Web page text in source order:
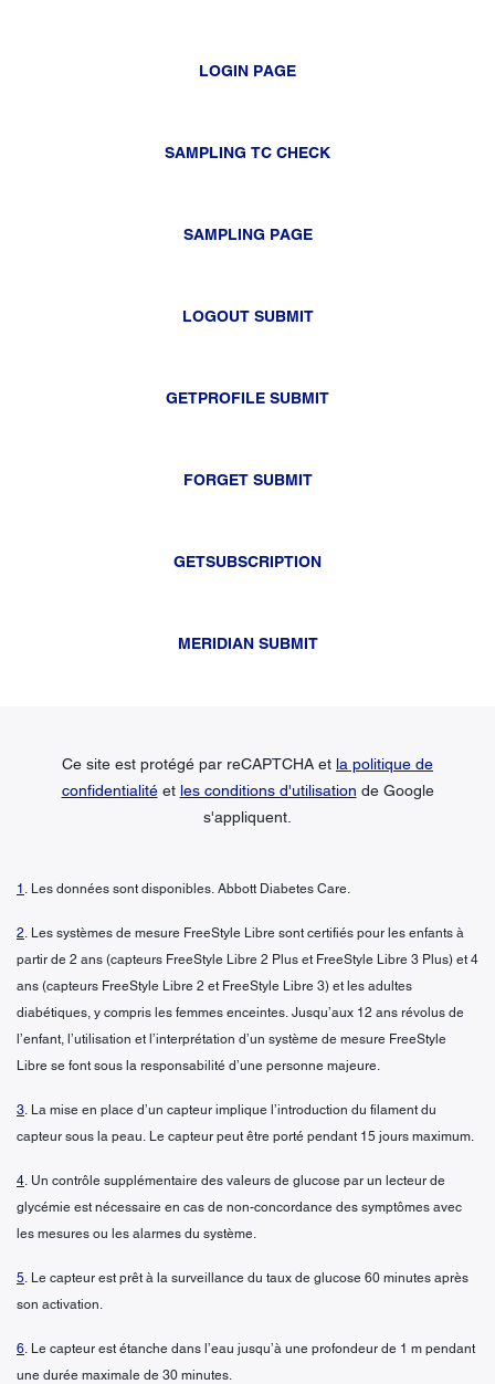
LOGIN PAGE
SAMPLING TC CHECK
SAMPLING PAGE
LOGOUT SUBMIT
GETPROFILE SUBMIT
FORGET SUBMIT
GETSUBSCRIPTION
MERIDIAN SUBMIT
Ce site est protégé par reCAPTCHA et la politique de
confidentialitéet les conditions d'utilisation de Google
s'appliquent.
1 . Les données sont disponibles. Abbott Diabetes Care.
2. Les systèmes de mesure FreeStyle Libre sont certifiés pour les enfants à
partir de 2 ans (capteurs FreeStyle Libre 2 Plus et FreeStyle Libre 3 Plus) et 4
ans (capteurs FreeStyle Libre 2 et FreeStyle Libre 3) et les adultes
diabétiques, y compris les femmes enceintes. Jusqu’aux 12 ans révolus de
l’enfant, l’utilisation et l’interprétation d’un système de mesure FreeStyle
Libre se font sous la responsabilité d’une personne majeure.
3. La mise en place d’un capteur implique l’introduction du filament du
capteur sous la peau. Le capteur peut être porté pendant 15 jours maximum.
4. Un contrôle supplémentaire des valeurs de glucose par un lecteur de
glycémie est nécessaire en cas de non-concordance des symptômes avec
les mesures ou les alarmes du système.
5. Le capteur est prêt à la surveillance du taux de glucose 60 minutes après
son activation.
6. Le capteur est étanche dans l’eau jusqu’à une profondeur de 1 m pendant
une durée maximale de 30 minutes.